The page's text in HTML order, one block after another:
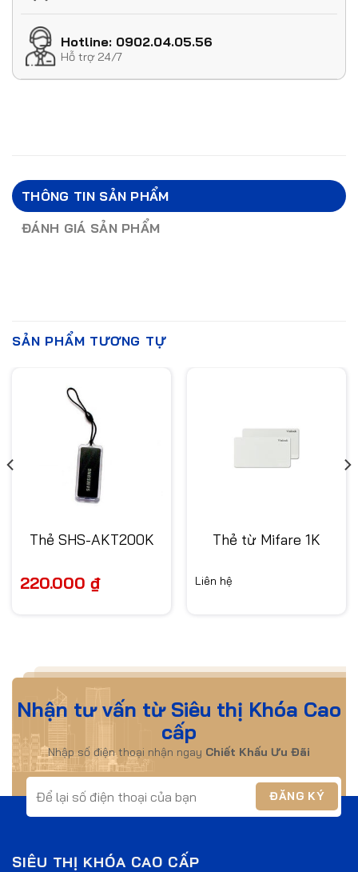
Hotline: 0902.04.05.56
Hỗ trợ 24/7
THÔNG TIN SẢN PHẨM
ĐÁNH GIÁ SẢN PHẨM
SẢN PHẨM TƯƠNG TỰ
Thẻ SHS-AKT200K
220.000 ₫
Thẻ từ Mifare 1K
Liên hệ
Nhận tư vấn từ Siêu thị Khóa Cao
cấp
Nhập số điện thoại nhận ngay Chiết Khấu Ưu Đãi
SIÊU THỊ KHÓA CAO CẤP